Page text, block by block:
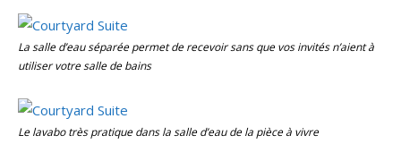
La salle d’eau séparée permet de recevoir sans que vos invités n’aient à
utiliser votre salle de bains
Le lavabo très pratique dans la salle d’eau de la pièce à vivre